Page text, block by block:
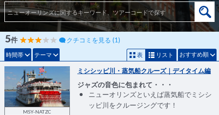
時間帯 テーマ
5件 クチコミを見る (1)
表 リスト おすすめ順
MSY-NATZC
ミシシッピ川・蒸気船クルーズ｜デイタイム編
ジャズの音色に包まれて・・・
ニューオリンズといえば蒸気船でミシシ
ッピ川をクルージングです！